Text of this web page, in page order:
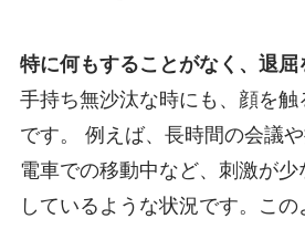
特に何もすることがなく、退
手持ち無沙汰な時にも、顔を触
です。 例えば、長時間の会議
電車での移動中など、刺激が
しているような状況です。こ